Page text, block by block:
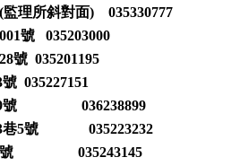
理所斜對面) 035330777
號 035203000
號 035201195
035227151
69號 036238899
巷5號 035223232
號 035243145